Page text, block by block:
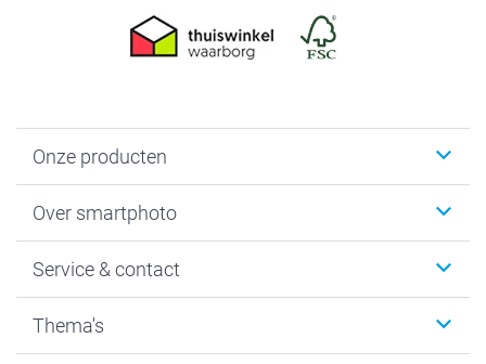
Onze producten
Fotoboeken
Fotocadeaus
Kaarten
Over smartphoto
Vacatures
Bestelproces
Service & contact
Tevredenheidsgarantie
Thema's